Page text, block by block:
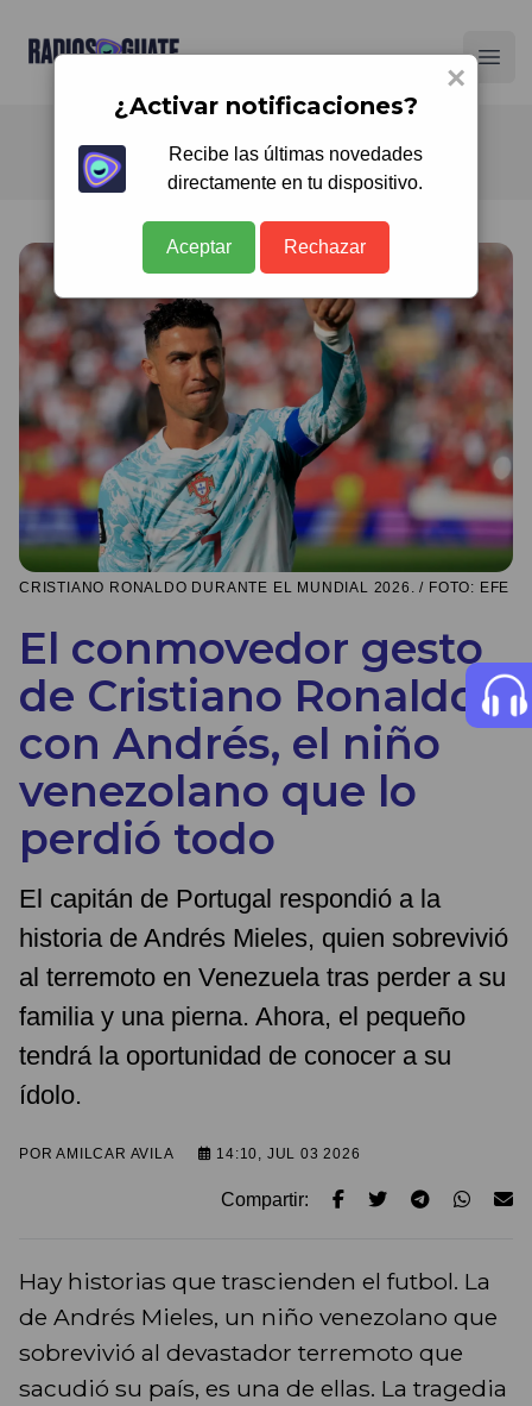
Radios Guate
CRISTIANO RONALDO DURANTE EL MUNDIAL 2026. / FOTO: EFE
El conmovedor gesto
de Cristiano Ronaldo
con Andrés, el niño
venezolano que lo
perdió todo
El capitán de Portugal respondió a la
historia de Andrés Mieles, quien sobrevivió
al terremoto en Venezuela tras perder a su
familia y una pierna. Ahora, el pequeño
tendrá la oportunidad de conocer a su
ídolo.
PORAMILCAR AVILA 14:10, JUL 03 2026
Compartir:
Hay historias que trascienden el futbol. La
de Andrés Mieles, un niño venezolano que
sobrevivió al devastador terremoto que
sacudió su país, es una de ellas. La tragedia
×
¿Activar notificaciones?
Recibe las últimas novedades
directamente en tu dispositivo.
Aceptar Rechazar